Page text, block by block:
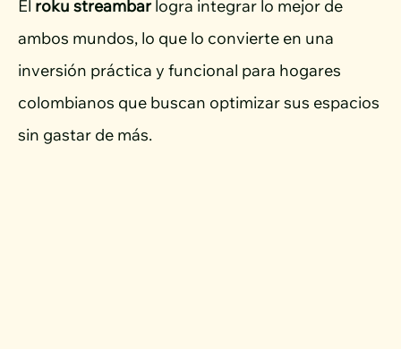
El roku streambarlogra integrar lo mejor de
ambos mundos, lo que lo convierte en una
inversión práctica y funcional para hogares
colombianos que buscan optimizar sus espacios
sin gastar de más.